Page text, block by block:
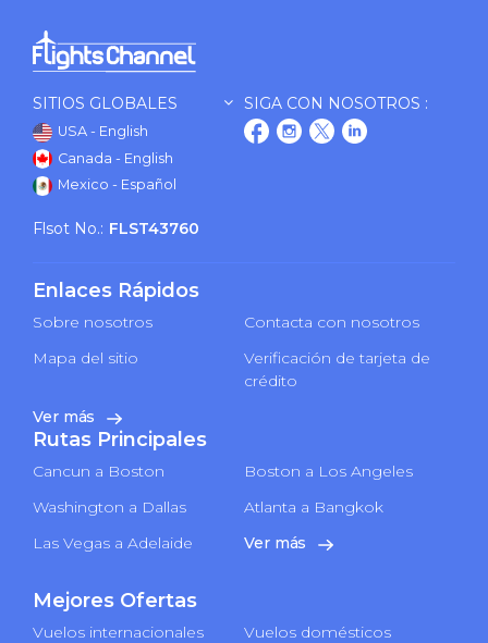
SITIOS GLOBALES
USA - English
Canada - English
Mexico - Español
SIGA CON NOSOTROS :
Flsot No.: FLST43760
Enlaces Rápidos
Sobre nosotros
Contacta con nosotros
Mapa del sitio
Verificación de tarjeta de
crédito
Ver más
Rutas Principales
Cancun a Boston
Boston a Los Angeles
Washington a Dallas
Atlanta a Bangkok
Las Vegas a Adelaide
Ver más
Mejores Ofertas
Vuelos internacionales
Vuelos domésticos